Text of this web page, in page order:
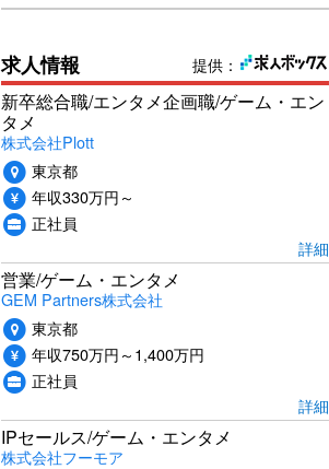
提供：
求人情報
新卒総合職/エンタメ企画職/ゲーム・エン
タメ
株式会社Plott
東京都
年収330万円～
正社員
詳細
営業/ゲーム・エンタメ
GEM Partners株式会社
東京都
年収750万円～1,400万円
正社員
詳細
IPセールス/ゲーム・エンタメ
株式会社フーモア